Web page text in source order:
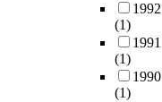
1992
(1)
1991
(1)
1990
(1)